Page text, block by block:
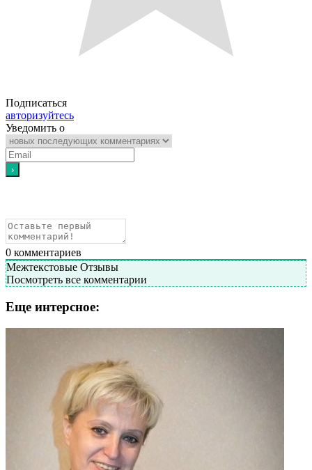
Подписаться
авторизуйтесь
Уведомить о
0 комментариев
Межтекстовые Отзывы
Посмотреть все комментарии
Еще интерсное: